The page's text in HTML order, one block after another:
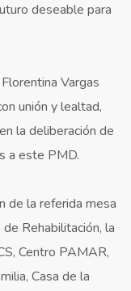
deseable para
Vargas
unión y lealtad,
la deliberación de
a este PMD.
de la referida mesa
Rehabilitación, la
Centro PAMAR,
Casa de la